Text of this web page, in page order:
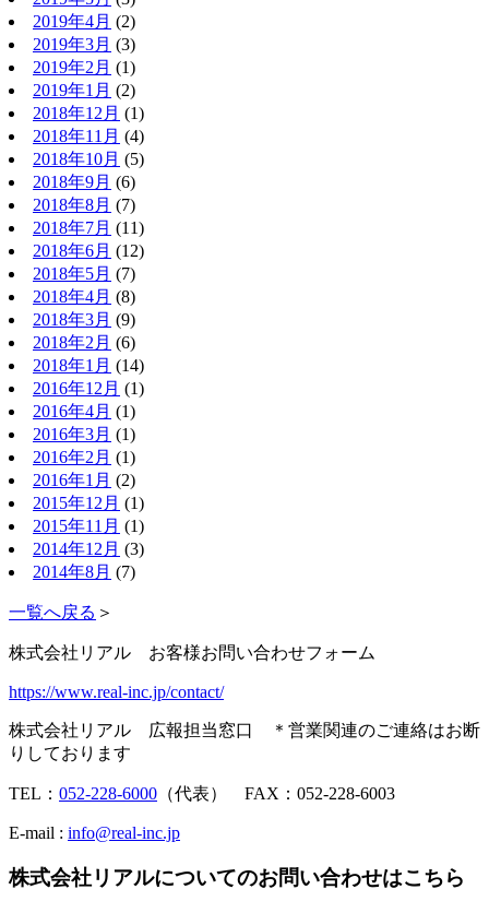
2019年4月 (2)
2019年3月 (3)
2019年2月 (1)
2019年1月 (2)
2018年12月 (1)
2018年11月 (4)
2018年10月 (5)
2018年9月 (6)
2018年8月 (7)
2018年7月 (11)
2018年6月 (12)
2018年5月 (7)
2018年4月 (8)
2018年3月 (9)
2018年2月 (6)
2018年1月 (14)
2016年12月 (1)
2016年4月 (1)
2016年3月 (1)
2016年2月 (1)
2016年1月 (2)
2015年12月 (1)
2015年11月 (1)
2014年12月 (3)
2014年8月 (7)
一覧へ戻る ＞
株式会社リアル お客様お問い合わせフォーム
https://www.real-inc.jp/contact/
株式会社リアル 広報担当窓口 ＊営業関連のご連絡はお断
りしております
TEL： 052-228-6000 （代表） FAX：052-228-6003
E-mail : info@real-inc.jp
株式会社リアルについてのお問い合わせはこちら